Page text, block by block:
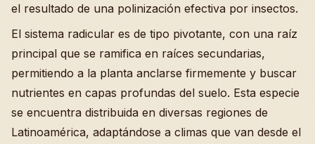
el resultado de una polinización efectiva por insectos.
El sistema radicular es de tipo pivotante, con una raíz
principal que se ramifica en raíces secundarias,
permitiendo a la planta anclarse firmemente y buscar
nutrientes en capas profundas del suelo. Esta especie
se encuentra distribuida en diversas regiones de
Latinoamérica, adaptándose a climas que van desde el